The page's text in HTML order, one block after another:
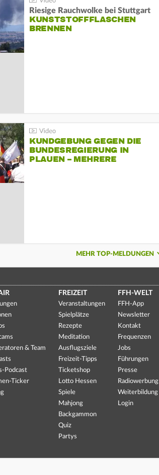
Riesige Rauchwolke bei Stuttgart
KUNSTSTOFFFLASCHEN
BRENNEN
KUNDGEBUNG GEGEN DIE
BUNDESREGIERUNG IN
PLAUEN – MEHRERE
MEHR TOP-MELDUNGEN
& Team
Podcast
Ticker
FREIZEIT
Veranstaltungen
Spielplätze
Rezepte
Meditation
Ausflugsziele
Freizeit-Tipps
Ticketshop
Lotto Hessen
Spiele
Mahjong
Backgammon
Quiz
Partys
FFH-WELT
FFH-App
Newsletter
Kontakt
Frequenzen
Jobs
Führungen
Presse
Radiowerbung
Weiterbildung
Login